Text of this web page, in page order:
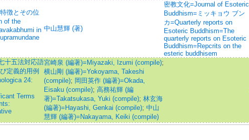
徴とその位
of the
in 中山慧輝 (著)
密教文化=Journal of Esoteric
Buddhism=ミッキョウ ブン
カ=Quarterly reports on
Esoteric Buddhism=The
quarterly reports on Esoteric
Buddhism=Repcrits on the
esteric buddhisem
十五法対応語
定義的用例
24:
Terms
宮崎泉 (編著)=Miyazaki, Izumi (compile);
横山剛 (編著)=Yokoyama, Takeshi
(compile); 岡田英作 (編著)=Okada,
Eisaku (compile); 高務祐輝 (編
著)=Takatsukasa, Yuki (compile); 林玄海
(編著)=Hayashi, Genkai (compile); 中山
慧輝 (編著)=Nakayama, Keiki (compile)